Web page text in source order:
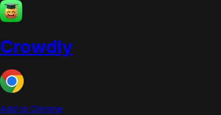
Crowdly
Add to Chrome